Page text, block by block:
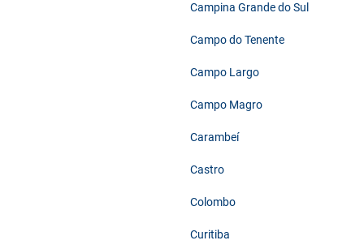
Campina Grande do Sul
Campo do Tenente
Campo Largo
Campo Magro
Carambeí
Castro
Colombo
Curitiba